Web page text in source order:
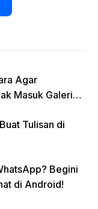
Agar
Masuk Galeri
Tulisan di
Begini
di Android!